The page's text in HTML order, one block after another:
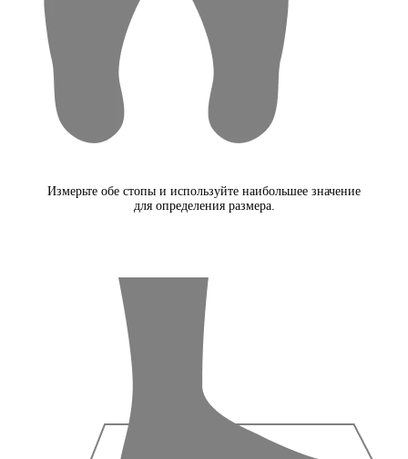
Измерьте обе стопы и используйте наибольшее значение
для определения размера.